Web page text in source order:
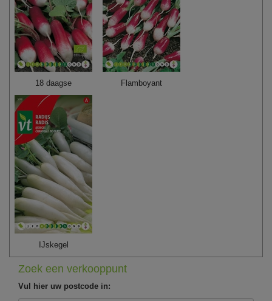
18 daagse Flamboyant
IJskegel
Zoek een verkooppunt
Vul hier uw postcode in: